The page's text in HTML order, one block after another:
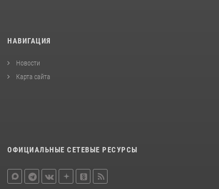
НАВИГАЦИЯ
Новости
Карта сайта
ОФИЦИАЛЬНЫЕ СЕТЕВЫЕ РЕСУРСЫ